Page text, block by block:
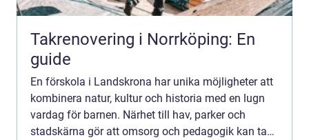
Takrenovering i Norrköping: En
guide
En förskola i Landskrona har unika möjligheter att
kombinera natur, kultur och historia med en lugn
vardag för barnen. Närhet till hav, parker och
stadskärna gör att omsorg och pedagogik kan ta